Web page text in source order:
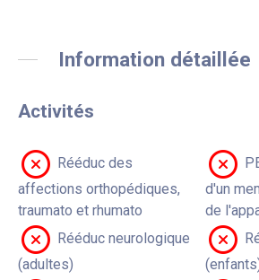
Information détaillée
Activités
Rééduc des
affections orthopédiques,
traumato et rhumato
d'un
de
Rééduc neurologique
(adultes)